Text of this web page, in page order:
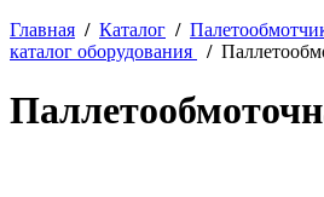
Главная / Каталог /
каталог оборудования
/